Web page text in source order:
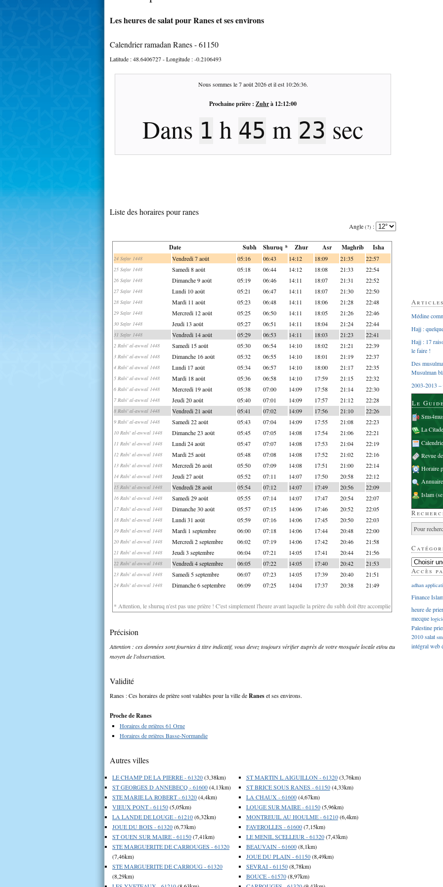
Les heures de salat pour Ranes et ses environs
Calendrier ramadan Ranes - 61150
Latitude :48.6406727- Longitude :-0.2106493
Nous sommes le7 août 2026et il est 10:26:37.
Prochaine prière : Zuhrà 12:12:00
Dans 1 h 45 m 22 sec
Liste des horaires pour ranes
Angle (?) :
Date Subh Shuruq * Zhur Asr Maghrib Isha
24 Safar 1448 Vendredi 7 août 05:16 06:43 14:12 18:09 21:35 22:57
25 Safar 1448 Samedi 8 août 05:18 06:44 14:12 18:08 21:33 22:54
26 Safar 1448 Dimanche 9 août 05:19 06:46 14:11 18:07 21:31 22:52
27 Safar 1448 Lundi 10 août 05:21 06:47 14:11 18:07 21:30 22:50
28 Safar 1448 Mardi 11 août 05:23 06:48 14:11 18:06 21:28 22:48
29 Safar 1448 Mercredi 12 août 05:25 06:50 14:11 18:05 21:26 22:46
30 Safar 1448 Jeudi 13 août 05:27 06:51 14:11 18:04 21:24 22:44
31 Safar 1448 Vendredi 14 août 05:29 06:53 14:11 18:03 21:23 22:41
2 Rabi' al-awwal 1448 Samedi 15 août 05:30 06:54 14:10 18:02 21:21 22:39
3 Rabi' al-awwal 1448 Dimanche 16 août 05:32 06:55 14:10 18:01 21:19 22:37
4 Rabi' al-awwal 1448 Lundi 17 août 05:34 06:57 14:10 18:00 21:17 22:35
5 Rabi' al-awwal 1448 Mardi 18 août 05:36 06:58 14:10 17:59 21:15 22:32
6 Rabi' al-awwal 1448 Mercredi 19 août 05:38 07:00 14:09 17:58 21:14 22:30
7 Rabi' al-awwal 1448 Jeudi 20 août 05:40 07:01 14:09 17:57 21:12 22:28
8 Rabi' al-awwal 1448 Vendredi 21 août 05:41 07:02 14:09 17:56 21:10 22:26
9 Rabi' al-awwal 1448 Samedi 22 août 05:43 07:04 14:09 17:55 21:08 22:23
10 Rabi' al-awwal 1448 Dimanche 23 août 05:45 07:05 14:08 17:54 21:06 22:21
11 Rabi' al-awwal 1448 Lundi 24 août 05:47 07:07 14:08 17:53 21:04 22:19
12 Rabi' al-awwal 1448 Mardi 25 août 05:48 07:08 14:08 17:52 21:02 22:16
13 Rabi' al-awwal 1448 Mercredi 26 août 05:50 07:09 14:08 17:51 21:00 22:14
14 Rabi' al-awwal 1448 Jeudi 27 août 05:52 07:11 14:07 17:50 20:58 22:12
15 Rabi' al-awwal 1448 Vendredi 28 août 05:54 07:12 14:07 17:49 20:56 22:09
16 Rabi' al-awwal 1448 Samedi 29 août 05:55 07:14 14:07 17:47 20:54 22:07
17 Rabi' al-awwal 1448 Dimanche 30 août 05:57 07:15 14:06 17:46 20:52 22:05
18 Rabi' al-awwal 1448 Lundi 31 août 05:59 07:16 14:06 17:45 20:50 22:03
19 Rabi' al-awwal 1448 Mardi 1 septembre 06:00 07:18 14:06 17:44 20:48 22:00
20 Rabi' al-awwal 1448 Mercredi 2 septembre 06:02 07:19 14:06 17:42 20:46 21:58
21 Rabi' al-awwal 1448 Jeudi 3 septembre 06:04 07:21 14:05 17:41 20:44 21:56
22 Rabi' al-awwal 1448 Vendredi 4 septembre 06:05 07:22 14:05 17:40 20:42 21:53
23 Rabi' al-awwal 1448 Samedi 5 septembre 06:07 07:23 14:05 17:39 20:40 21:51
24 Rabi' al-awwal 1448 Dimanche 6 septembre 06:09 07:25 14:04 17:37 20:38 21:49
* Attention, le shuruq n'est pas une prière ! C'est simplement l'heure avant laquelle la prière du subh doit être accomplie
Précision
Attention : ces données sont fournies à titre indicatif, vous devez toujours vérifier auprès de votre mosquée locale et/ou au
moyen de l'observation.
Validité
Ranes : Ces horaires de prière sont valables pour la ville deRaneset ses environs.
Proche de Ranes
Horaires de prières 61 Orne
Horaires de prières Basse-Normandie
Autres villes
LE CHAMP DE LA PIERRE - 61320(3,38km)
ST GEORGES D ANNEBECQ - 61600(4,13km)
STE MARIE LA ROBERT - 61320(4,4km)
VIEUX PONT - 61150(5,05km)
LA LANDE DE LOUGE - 61210(6,32km)
JOUE DU BOIS - 61320(6,73km)
ST OUEN SUR MAIRE - 61150(7,41km)
STE MARGUERITE DE CARROUGES - 61320
(7,46km)
STE MARGUERITE DE CARROUG - 61320
(8,29km)
ST MARTIN L AIGUILLON - 61320(3,76km)
ST BRICE SOUS RANES - 61150(4,33km)
LA CHAUX - 61600(4,67km)
LOUGE SUR MAIRE - 61150(5,96km)
MONTREUIL AU HOULME - 61210(6,4km)
FAVEROLLES - 61600(7,15km)
LE MENIL SCELLEUR - 61320(7,43km)
BEAUVAIN - 61600(8,1km)
JOUE DU PLAIN - 61150(8,49km)
SEVRAI - 61150(8,78km)
BOUCE - 61570(8,97km)
Médine
Hajj :
Hajj : 17
le faire !
Des
Musulman
2003-2013 –
Le
La
Revue
Horaire
Islam
Accès
adhan
Finance
heure de
mecque
Palestine
2010salat
intégralweb